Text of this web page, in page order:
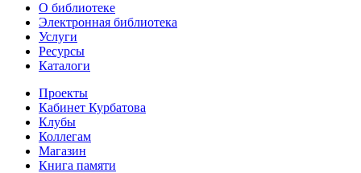
О библиотеке
Электронная библиотека
Услуги
Ресурсы
Каталоги
Проекты
Кабинет Курбатова
Клубы
Коллегам
Магазин
Книга памяти